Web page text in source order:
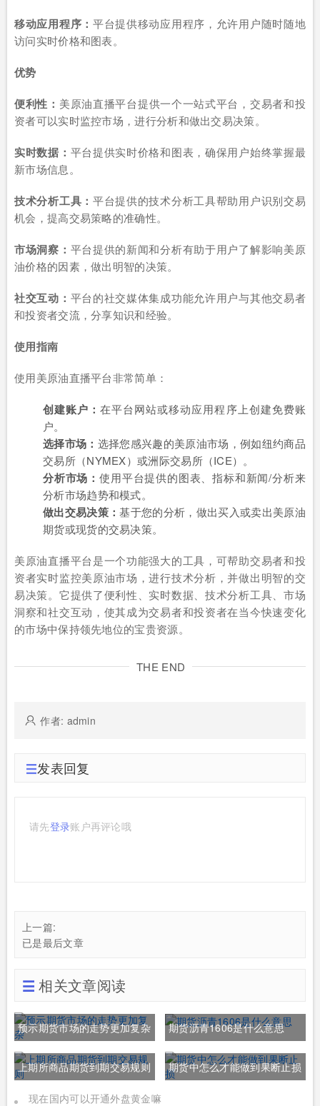
移动应用程序： 平台提供移动应用程序，允许用户随时随地
访问实时价格和图表。
优势
便利性： 美原油直播平台提供一个一站式平台，交易者和投
资者可以实时监控市场，进行分析和做出交易决策。
实时数据： 平台提供实时价格和图表，确保用户始终掌握最
新市场信息。
技术分析工具： 平台提供的技术分析工具帮助用户识别交易
机会，提高交易策略的准确性。
市场洞察： 平台提供的新闻和分析有助于用户了解影响美原
油价格的因素，做出明智的决策。
社交互动： 平台的社交媒体集成功能允许用户与其他交易者
和投资者交流，分享知识和经验。
使用指南
使用美原油直播平台非常简单：
创建账户：在平台网站或移动应用程序上创建免费账
户。
选择市场： 选择您感兴趣的美原油市场，例如纽约商品
交易所（NYMEX）或洲际交易所（ICE）。
分析市场：使用平台提供的图表、指标和新闻/分析来
分析市场趋势和模式。
做出交易决策：基于您的分析，做出买入或卖出美原油
期货或现货的交易决策。
美原油直播平台是一个功能强大的工具，可帮助交易者和投
资者实时监控美原油市场，进行技术分析，并做出明智的交
易决策。它提供了便利性、实时数据、技术分析工具、市场
洞察和社交互动，使其成为交易者和投资者在当今快速变化
的市场中保持领先地位的宝贵资源。
THE END
作者: admin
发表回复
请先登录账户再评论哦
上一篇:
已是最后文章
相关文章阅读
预示期货市场的走势更加复杂 期货沥青1606是什么意思
上期所商品期货到期交易规则 期货中怎么才能做到果断止损
现在国内可以开通外盘黄金嘛